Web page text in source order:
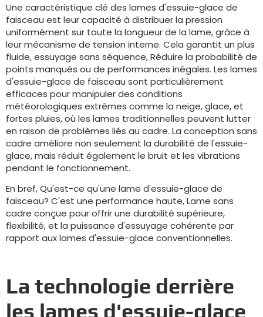
Une caractéristique clé des lames d'essuie-glace de
faisceau est leur capacité à distribuer la pression
uniformément sur toute la longueur de la lame, grâce à
leur mécanisme de tension interne. Cela garantit un plus
fluide, essuyage sans séquence, Réduire la probabilité de
points manqués ou de performances inégales. Les lames
d'essuie-glace de faisceau sont particulièrement
efficaces pour manipuler des conditions
météorologiques extrêmes comme la neige, glace, et
fortes pluies, où les lames traditionnelles peuvent lutter
en raison de problèmes liés au cadre. La conception sans
cadre améliore non seulement la durabilité de l'essuie-
glace, mais réduit également le bruit et les vibrations
pendant le fonctionnement.
En bref, Qu'est-ce qu'une lame d'essuie-glace de
faisceau? C'est une performance haute, Lame sans
cadre conçue pour offrir une durabilité supérieure,
flexibilité, et la puissance d'essuyage cohérente par
rapport aux lames d'essuie-glace conventionnelles.
La technologie derrière
les lames d'essuie-glace